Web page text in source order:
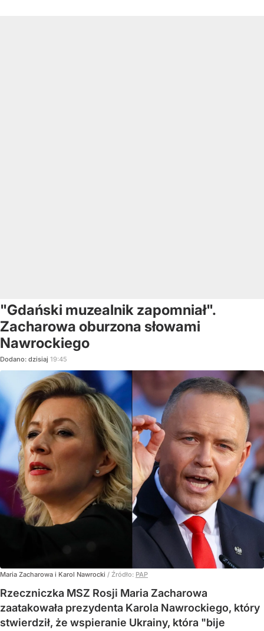
"Gdański muzealnik zapomniał".
Zacharowa oburzona słowami
Nawrockiego
Dodano: dzisiaj 19:45
Maria Zacharowa i Karol Nawrocki / Źródło: PAP
Rzeczniczka MSZ Rosji Maria Zacharowa
zaatakowała prezydenta Karola Nawrockiego, który
stwierdził, że wspieranie Ukrainy, która "bije